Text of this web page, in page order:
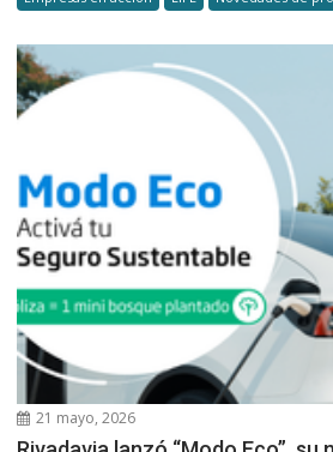
21 mayo, 2026